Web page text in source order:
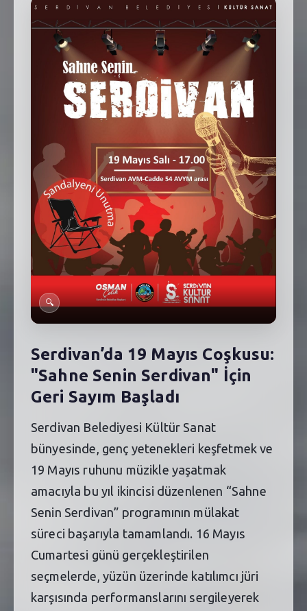
🔍
Serdivan’da 19 Mayıs Coşkusu:
"Sahne Senin Serdivan" İçin
Geri Sayım Başladı
Serdivan Belediyesi Kültür Sanat
bünyesinde, genç yetenekleri keşfetmek ve
19 Mayıs ruhunu müzikle yaşatmak
amacıyla bu yıl ikincisi düzenlenen “Sahne
Senin Serdivan” programının mülakat
süreci başarıyla tamamlandı. 16 Mayıs
Cumartesi günü gerçekleştirilen
seçmelerde, yüzün üzerinde katılımcı jüri
karşısında performanslarını sergileyerek
SEBİK
E NÖBETÇI ECZANELER
SABSIS - AFET
TRAFIKPARK
PARKLAR
PAZAR YERLERI
ATIK YÖNETIM
PLANETARYUM